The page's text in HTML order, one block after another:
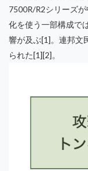
7500R/R2シリーズ
化を使う一部構成で
響が及ぶ[1]。連邦文
られた[1][2]。